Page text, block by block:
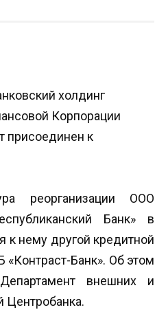
реорганизации ООО
Банк» в
к нему другой кредитной
Банк». Об этом
внешних и
Центробанка.